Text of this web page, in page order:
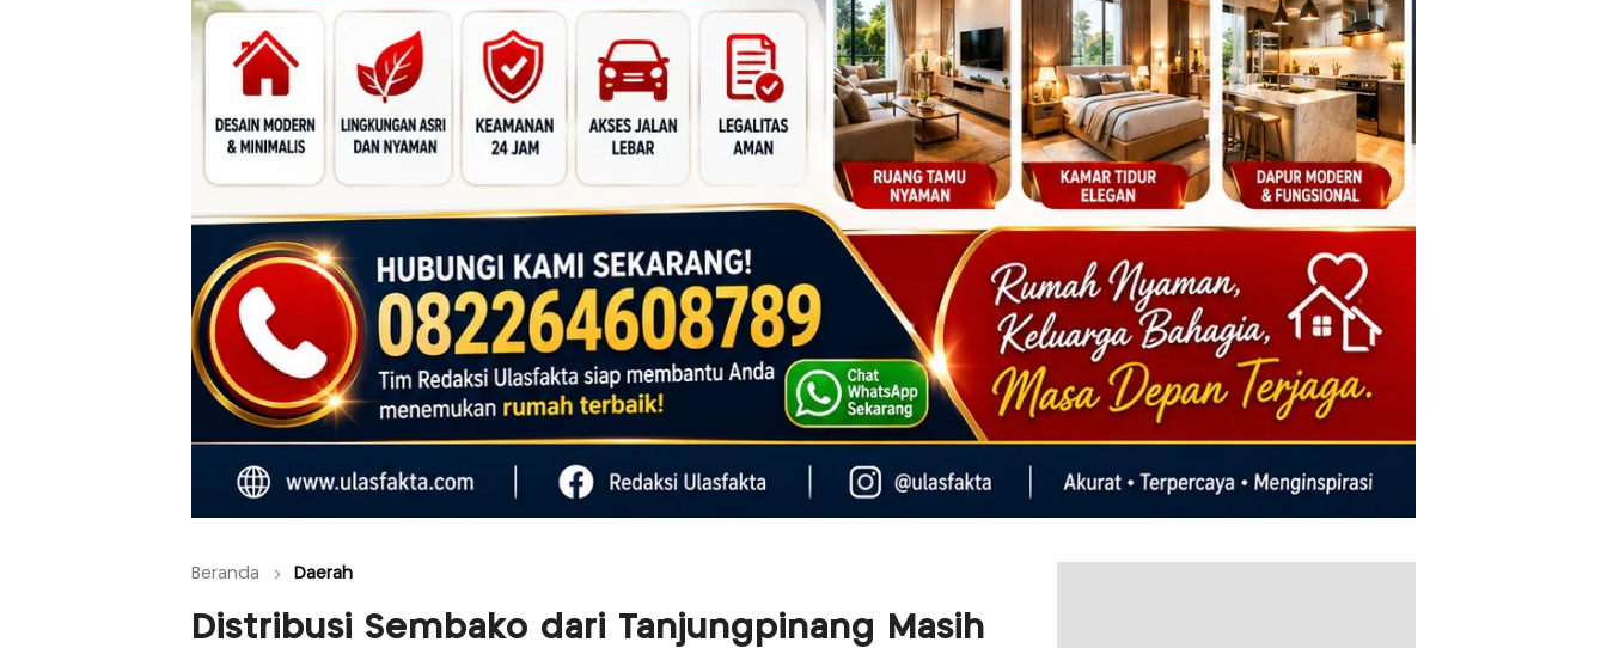
Beranda Daerah
Distribusi Sembako dari Tanjungpinang Masih